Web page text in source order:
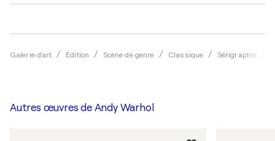
Galerie d'art Édition Scène de genre Classique Sérigraphie
Autres œuvres de Andy Warhol